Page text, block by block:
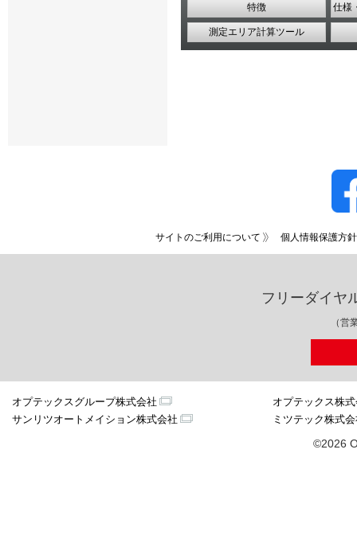
特徴 仕様
測定エリア計算ツール
サイトのご利用について 個人情報保護方針
フリーダイヤ
（営
オプテックスグループ株式会社
オプテックス株
サンリツオートメイション株式会社
ミツテック株式
©2026